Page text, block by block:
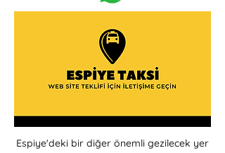
Espiye'deki bir diğer önemli gezilecek yer